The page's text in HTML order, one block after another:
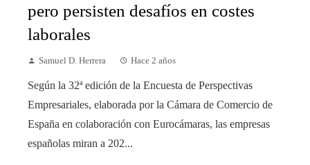
pero persisten desafíos en costes
laborales
Samuel D. Herrera Hace 2 años
Según la 32ª edición de la Encuesta de Perspectivas
Empresariales, elaborada por la Cámara de Comercio de
España en colaboración con Eurocámaras, las empresas
españolas miran a 202...